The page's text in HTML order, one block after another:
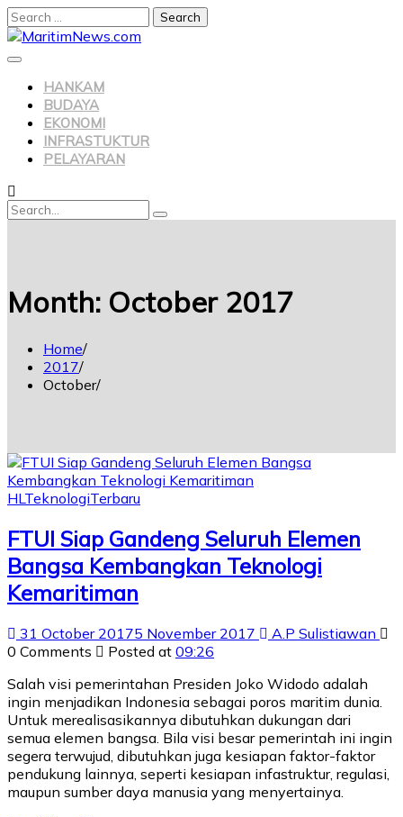
HANKAM
BUDAYA
EKONOMI
INFRASTUKTUR
PELAYARAN
Month: October 2017
Home
2017
October
HL TeknologiTerbaru
FTUI Siap Gandeng Seluruh Elemen
Bangsa Kembangkan Teknologi
Kemaritiman
31 October 20175 November 2017
A.P Sulistiawan
0 Comments
Posted at 09:26
Salah visi pemerintahan Presiden Joko Widodo adalah
ingin menjadikan Indonesia sebagai poros maritim dunia.
Untuk merealisasikannya dibutuhkan dukungan dari
semua elemen bangsa. Bila visi besar pemerintah ini ingin
segera terwujud, dibutuhkan juga kesiapan faktor-faktor
pendukung lainnya, seperti kesiapan infastruktur, regulasi,
maupun sumber daya manusia yang menyertainya.